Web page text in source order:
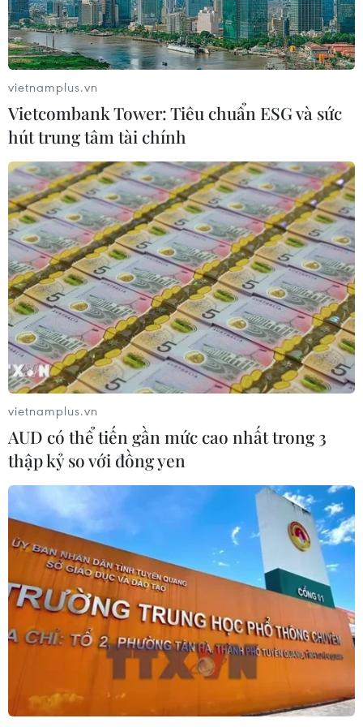
06/08/2026 09:59
Khởi tố người đi bộ gây tai nạn chết
người trên quốc lộ ở Quảng Trị
06/08/2026 09:44
Xem thêm
CƠ QUAN CHỦ QUẢN: THÔNG TẤN XÃ VIỆT NAM
Tổng Biên tập: TRẦN TIẾN DUẨN
Phó Tổng Biên tập: NGUYỄN THỊ TÁM, KHÚC THANH
THỦY
Sở hữu trí tuệ
Quy định sử dụng
RSS
Ngôn ngữ
TTXVN
Dịch vụ tin
Quảng cáo
Liên hệ
Giấy phép số: 1374/GP-BTTTT do Bộ Thông tin và Truyền thông
cấp ngày 11/9/2008.
Quảng cáo: Phó TBT Nguyễn Thị Tám: 093.5958688, Email:
tamvna@gmail.com
vietnamplus.vn
Vietcombank Tower: Tiêu chuẩn ESG và sức
hút trung tâm tài chính
vietnamplus.vn
AUD có thể tiến gần mức cao nhất trong 3
thập kỷ so với đồng yen